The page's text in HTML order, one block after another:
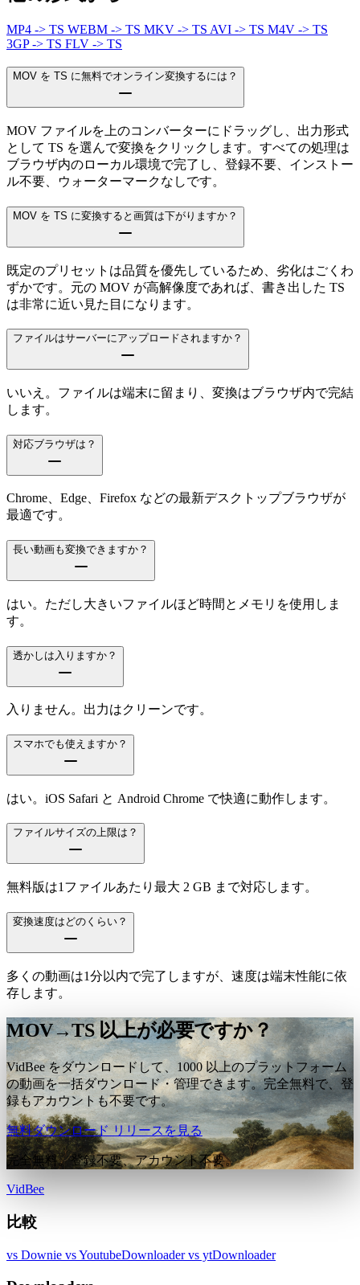
MP4 -> TS WEBM -> TS MKV -> TS AVI -> TS M4V -> TS
3GP -> TS FLV -> TS
MOV を TS に無料でオンライン変換するには？
MOV ファイルを上のコンバーターにドラッグし、出力形式
として TS を選んで変換をクリックします。すべての処理は
ブラウザ内のローカル環境で完了し、登録不要、インストー
ル不要、ウォーターマークなしです。
MOV を TS に変換すると画質は下がりますか？
既定のプリセットは品質を優先しているため、劣化はごくわ
ずかです。元の MOV が高解像度であれば、書き出した TS
は非常に近い見た目になります。
ファイルはサーバーにアップロードされますか？
いいえ。ファイルは端末に留まり、変換はブラウザ内で完結
します。
対応ブラウザは？
Chrome、Edge、Firefox などの最新デスクトップブラウザが
最適です。
長い動画も変換できますか？
はい。ただし大きいファイルほど時間とメモリを使用しま
す。
透かしは入りますか？
入りません。出力はクリーンです。
スマホでも使えますか？
はい。iOS Safari と Android Chrome で快適に動作します。
ファイルサイズの上限は？
無料版は1ファイルあたり最大 2 GB まで対応します。
変換速度はどのくらい？
多くの動画は1分以内で完了しますが、速度は端末性能に依
存します。
MOV→TS 以上が必要ですか？
VidBee をダウンロードして、1000 以上のプラットフォーム
の動画を一括ダウンロード・管理できます。完全無料で、登
録もアカウントも不要です。
無料ダウンロード リリースを見る
完全無料。登録不要、アカウント不要。
VidBee
比較
vs Downie vs YoutubeDownloadervs ytDownloader